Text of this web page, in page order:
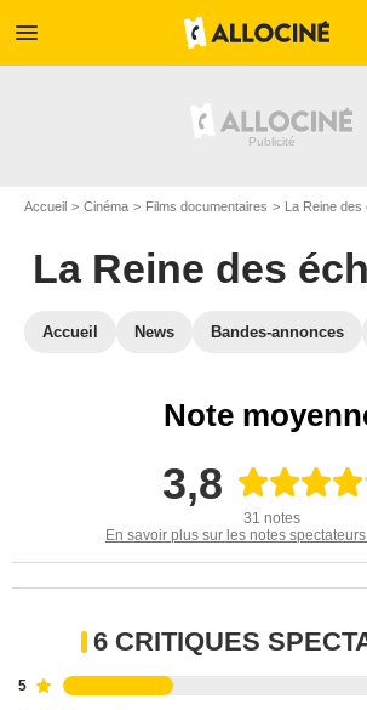
menu
Accueil Cinéma Films documentaires La Reine des
La Reine des
Accueil News Bandes-annonces
Note
3,8
31 notes
En savoir plus sur les notes
6 CRITIQUES
5